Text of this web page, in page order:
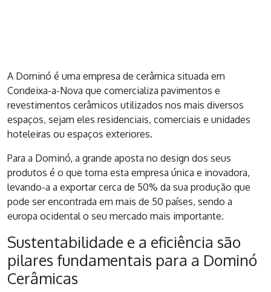
A Dominó é uma empresa de cerâmica situada em
Condeixa-a-Nova que comercializa pavimentos e
revestimentos cerâmicos utilizados nos mais diversos
espaços, sejam eles residenciais, comerciais e unidades
hoteleiras ou espaços exteriores.
Para a Dominó, a grande aposta no design dos seus
produtos é o que torna esta empresa única e inovadora,
levando-a a exportar cerca de 50% da sua produção que
pode ser encontrada em mais de 50 países, sendo a
europa ocidental o seu mercado mais importante.
Sustentabilidade e a eficiência são
pilares fundamentais para a Dominó
Cerâmicas